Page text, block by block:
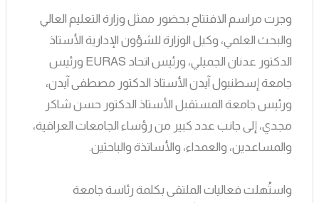
وجرت مراسم الافتتاح بحضور ممثل وزارة التعليم العالي
والبحث العلمي، وكيل الوزارة للشؤون الإدارية الأستاذ
الدكتور عدنان الجميلي، ورئيس اتحاد EURAS ورئيس
جامعة إسطنبول آيدن الأستاذ الدكتور مصطفى آيدن،
ورئيس جامعة المستقبل الأستاذ الدكتور حسن شاكر
مجدي، إلى جانب عدد كبير من رؤساء الجامعات العراقية،
والمساعدين، والعمداء، والأساتذة والباحثين.
واستُهلت فعاليات الملتقى بكلمة رئاسة جامعة